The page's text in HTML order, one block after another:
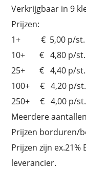
Verkrijgbaar in 9
Prijzen:
1+ € 5,00 p/st.
10+ € 4,80 p/st.
25+ € 4,40 p/st.
100+ € 4,20 p/st.
250+ € 4,00 p/st.
Meerdere
Prijzen borduren/
Prijzen zijn
leverancier.